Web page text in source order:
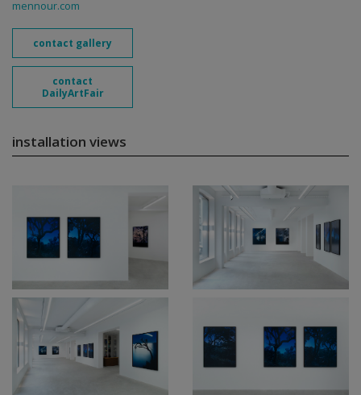
mennour.com
contact gallery
contact
DailyArtFair
installation views